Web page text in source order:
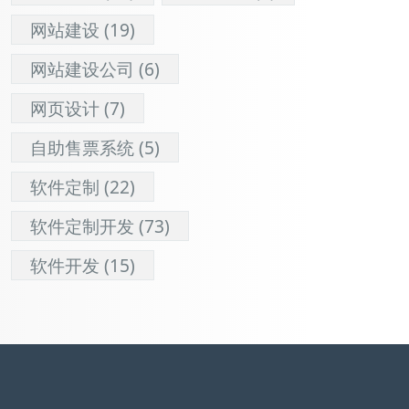
网站建设 (19)
网站建设公司 (6)
网页设计(7)
自助售票系统(5)
软件定制 (22)
软件定制开发 (73)
软件开发 (15)